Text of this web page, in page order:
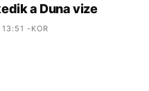
a Duna vize
13:51 -KOR